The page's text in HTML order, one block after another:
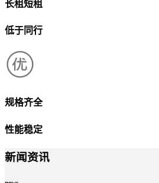
长租短租
低于同行
规格齐全
性能稳定
新闻资讯